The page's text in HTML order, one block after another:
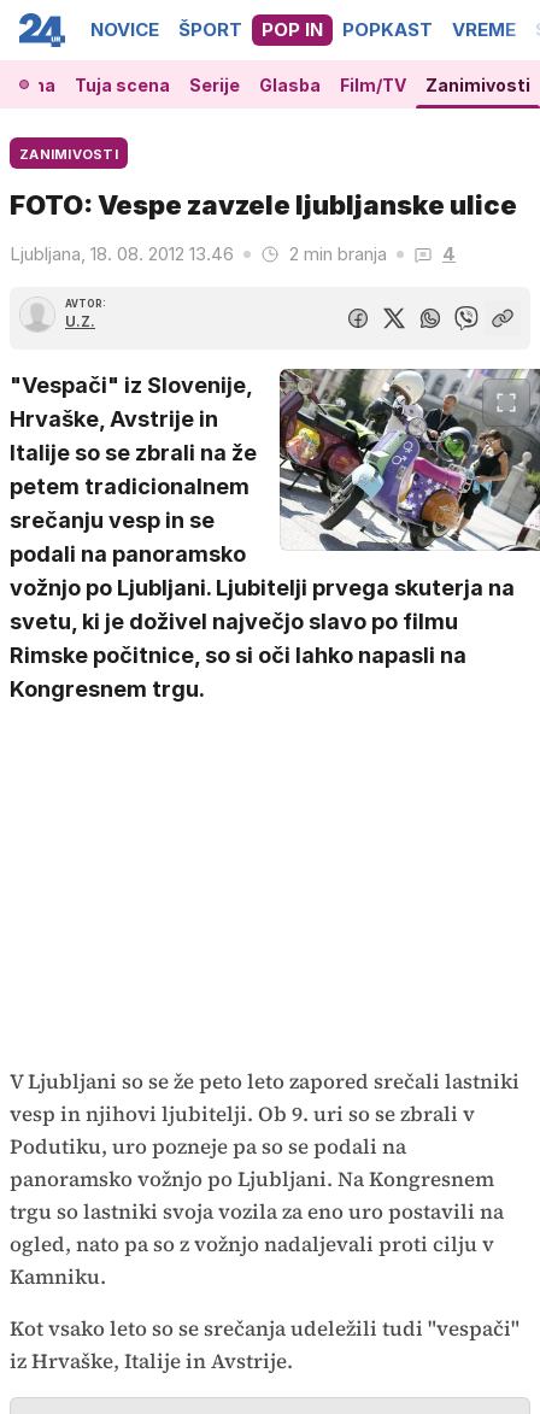
NOVICE ŠPORT POP IN POPKAST VREME
Tuja scena Serije Glasba Film/TV Zanimivosti
ZANIMIVOSTI
FOTO: Vespe zavzele ljubljanske ulice
Ljubljana, 18. 08. 2012 13.46 2 min branja 4
AVTOR:
U.Z.
"Vespači" iz Slovenije,
Hrvaške, Avstrije in
Italije so se zbrali na že
petem tradicionalnem
srečanju vesp in se
podali na panoramsko
vožnjo po Ljubljani. Ljubitelji prvega skuterja na
svetu, ki je doživel največjo slavo po filmu
Rimske počitnice, so si oči lahko napasli na
Kongresnem trgu.
V Ljubljani so se že peto leto zapored srečali lastniki
vesp in njihovi ljubitelji. Ob 9. uri so se zbrali v
Podutiku, uro pozneje pa so se podali na
panoramsko vožnjo po Ljubljani. Na Kongresnem
trgu so lastniki svoja vozila za eno uro postavili na
ogled, nato pa so z vožnjo nadaljevali proti cilju v
Kamniku.
Kot vsako leto so se srečanja udeležili tudi "vespači"
iz Hrvaške, Italije in Avstrije.